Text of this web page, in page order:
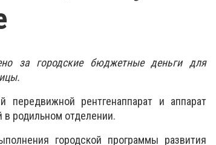
за городские бюджетные деньги для
рентгенаппарат и аппарат
в родильном отделении.
городской программы развития